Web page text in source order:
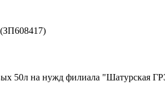
50л на нужд филиала